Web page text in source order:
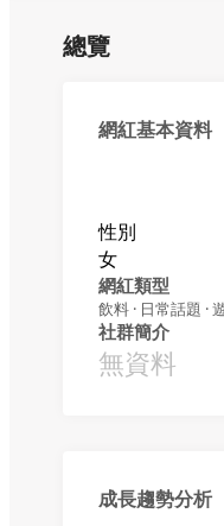
總覽
網紅基本資料
性別
女
網紅類型
飲料 · 日常話題 ·
社群簡介
無資料
成長趨勢分析